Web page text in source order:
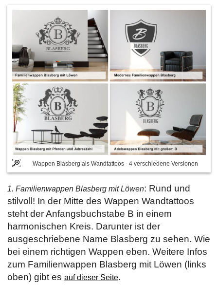
Wappen Blasberg als Wandtattoos - 4 verschiedene Versionen
1. Familienwappen Blasberg mit Löwen: Rund und
stilvoll! In der Mitte des Wappen Wandtattoos
steht der Anfangsbuchstabe B in einem
harmonischen Kreis. Darunter ist der
ausgeschriebene Name Blasberg zu sehen. Wie
bei einem richtigen Wappen eben. Weitere Infos
zum Familienwappen Blasberg mit Löwen (links
oben) gibt es auf dieser Seite.